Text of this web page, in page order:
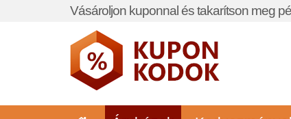
Vásároljon kuponnal és takarítson meg